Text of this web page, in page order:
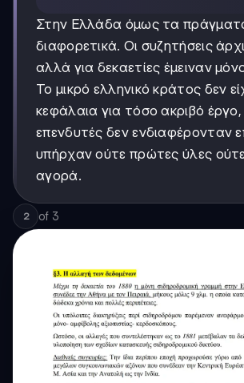
Στην Ελλάδα όμως τα
διαφορετικά. Οι συζητήσεις
αλλά για δεκαετίες έμειναν
Το μικρό ελληνικό κράτος δεν
κεφάλαια για τόσο ακριβό έργο,
επενδυτές δεν ενδιαφέρονταν
υπήρχαν ούτε πρώτες ύλες
αγορά.
2 of 3